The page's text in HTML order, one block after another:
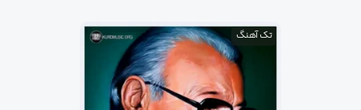
تک آهنگ